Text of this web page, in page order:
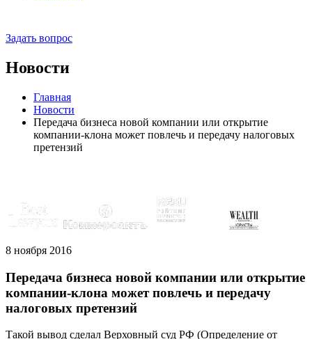
Задать вопрос
Новости
Главная
Новости
Передача бизнеса новой компании или открытие
компании-клона может повлечь и передачу налоговых
претензий
8 ноября 2016
Передача бизнеса новой компании или открытие
компании-клона может повлечь и передачу
налоговых претензий
Такой вывод сделал Верховный суд РФ (Определение от